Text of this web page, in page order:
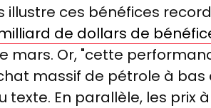
ces bénéfices
de dollars de
mars. Or, "cette
massif de pétrole à
En parallèle, les prix